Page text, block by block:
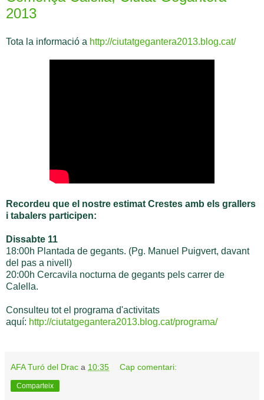
2013
Tota la informació a http://ciutatgegantera2013.blog.cat/
Recordeu que el nostre estimat Crestes amb els grallers
i tabalers participen:
Dissabte 11
18:00h Plantada de gegants. (Pg. Manuel Puigvert, davant
del pas a nivell)
20:00h Cercavila nocturna de gegants pels carrer de
Calella.
Consulteu tot el programa d'activitats
aquí: http://ciutatgegantera2013.blog.cat/programa/
AFA Turó del Drac a 10:35 Cap comentari:
Comparteix